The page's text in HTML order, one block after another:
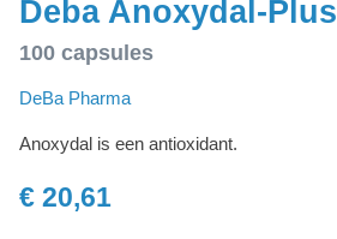
Deba Anoxydal-Plus
100 capsules
DeBa Pharma
Anoxydal is een antioxidant.
€ 20,61